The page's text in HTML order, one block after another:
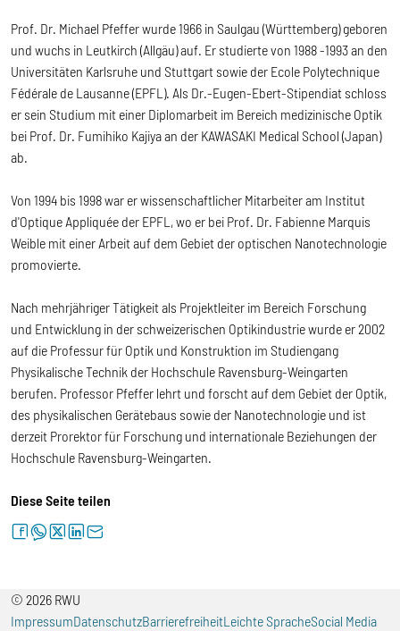
Prof. Dr. Michael Pfeffer wurde 1966 in Saulgau (Württemberg) geboren
und wuchs in Leutkirch (Allgäu) auf. Er studierte von 1988 -1993 an den
Universitäten Karlsruhe und Stuttgart sowie der Ecole Polytechnique
Fédérale de Lausanne (EPFL). Als Dr.-Eugen-Ebert-Stipendiat schloss
er sein Studium mit einer Diplomarbeit im Bereich medizinische Optik
bei Prof. Dr. Fumihiko Kajiya an der KAWASAKI Medical School (Japan)
ab.
Von 1994 bis 1998 war er wissenschaftlicher Mitarbeiter am Institut
d'Optique Appliquée der EPFL, wo er bei Prof. Dr. Fabienne Marquis
Weible mit einer Arbeit auf dem Gebiet der optischen Nanotechnologie
promovierte.
Nach mehrjähriger Tätigkeit als Projektleiter im Bereich Forschung
und Entwicklung in der schweizerischen Optikindustrie wurde er 2002
auf die Professur für Optik und Konstruktion im Studiengang
Physikalische Technik der Hochschule Ravensburg-Weingarten
berufen. Professor Pfeffer lehrt und forscht auf dem Gebiet der Optik,
des physikalischen Gerätebaus sowie der Nanotechnologie und ist
derzeit Prorektor für Forschung und internationale Beziehungen der
Hochschule Ravensburg-Weingarten.
Diese Seite teilen
facebookwhatsapptwitterlinkedinletter
© 2026 RWU
ImpressumDatenschutzBarrierefreiheitLeichte SpracheSocial Media